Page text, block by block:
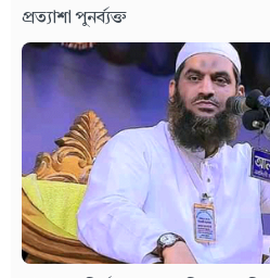
প্রত্যাশা পুনর্ব্যক্ত